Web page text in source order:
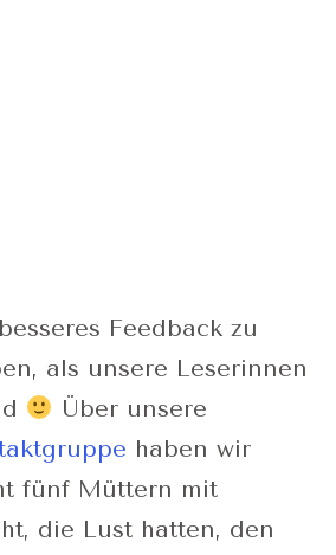
Feedback zu
als unsere Leserinnen
Über unsere
haben wir
fünf Müttern mit
die Lust hatten, den